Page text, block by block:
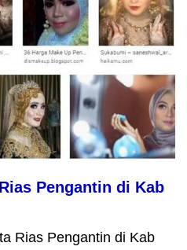
Pengantin di Kab
Rias Pengantin di Kab